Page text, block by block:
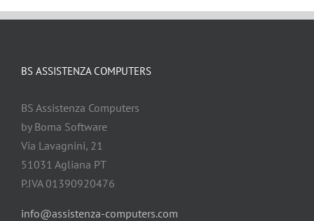
BS ASSISTENZA COMPUTERS
BS Assistenza Computers
by Boma Software
Via Lavagnini, 21
51031 Agliana PT
P.IVA 01390920476
info@assistenza-computers.com